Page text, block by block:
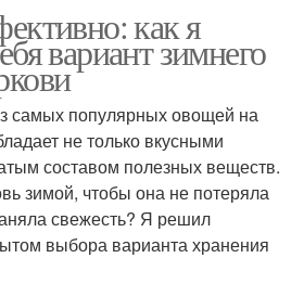
как я
вариант зимнего
самых популярных овощей на
не только вкусными
составом полезных веществ.
зимой, чтобы она не потеряла
свежесть? Я решил
выбора варианта хранения